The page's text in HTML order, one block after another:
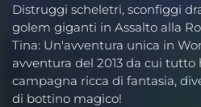
Distruggi scheletri, sconfiggi
golem giganti in Assalto alla
Tina: Un'avventura unica in
avventura del 2013 da cui
campagna ricca di fantasia,
di bottino magico!